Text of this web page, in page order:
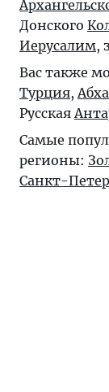
Донского
Иерусалим,
Вас также
Турция,
Русская
Самые
регионы:
Санкт-